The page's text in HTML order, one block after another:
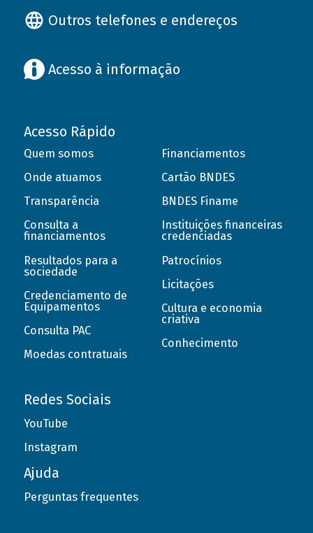
Outros telefones e endereços
Acesso à informação
Acesso Rápido
Quem somos
Onde atuamos
Transparência
Consulta a
financiamentos
Resultados para a
sociedade
Credenciamento de
Equipamentos
Consulta PAC
Moedas contratuais
Financiamentos
Cartão BNDES
BNDES Finame
Instituições financeiras
credenciadas
Patrocínios
Licitações
Cultura e economia
criativa
Conhecimento
Redes Sociais
YouTube
Instagram
Ajuda
Perguntas frequentes